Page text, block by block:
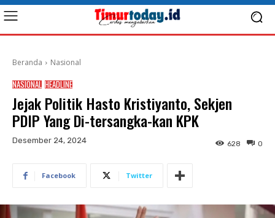
Beranda Nasional
NASIONAL HEADLINE
Jejak Politik Hasto Kristiyanto, Sekjen
PDIP Yang Di-tersangka-kan KPK
Desember 24, 2024 0
628
Facebook Twitter